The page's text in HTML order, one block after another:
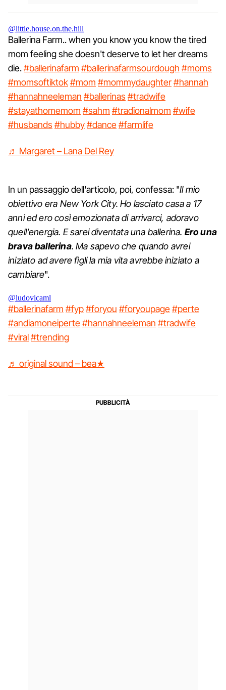
@little.house.on.the.hill
Ballerina Farm.. when you know you know the tired
mom feeling she doesn't deserve to let her dreams
die.#ballerinafarm #ballerinafarmsourdough #moms
#momsoftiktok#mom #mommydaughter#hannah
#hannahneeleman #ballerinas #tradwife
#stayathomemom #sahm #tradionalmom #wife
#husbands #hubby#dance#farmlife
♬ Margaret – Lana Del Rey
In un passaggio dell'articolo, poi, confessa: "Il mio
obiettivo era New York City. Ho lasciato casa a 17
anni ed ero così emozionata di arrivarci, adoravo
quell'energia. E sarei diventata una ballerina. Ero una
brava ballerina. Ma sapevo che quando avrei
iniziato ad avere figli la mia vita avrebbe iniziato a
cambiare".
@ludovicaml
#ballerinafarm #fyp#foryou #foryoupage#perte
#andiamoneiperte#hannahneeleman #tradwife
#viral#trending
♬ original sound – bea★